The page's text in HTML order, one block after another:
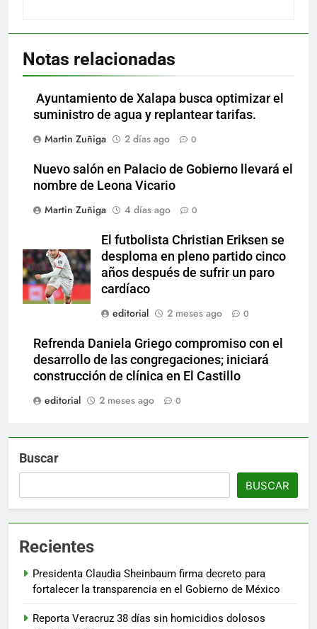
Notas relacionadas
Ayuntamiento de Xalapa busca optimizar el
suministro de agua y replantear tarifas.
Martin Zuñiga
2 días ago 0
Nuevo salón en Palacio de Gobierno llevará el
nombre de Leona Vicario
Martin Zuñiga
4 días ago 0
El futbolista Christian Eriksen se
desploma en pleno partido cinco
años después de sufrir un paro
cardíaco
editorial
2 meses ago 0
Refrenda Daniela Griego compromiso con el
desarrollo de las congregaciones; iniciará
construcción de clínica en El Castillo
editorial
2 meses ago 0
Buscar
BUSCAR
Recientes
Presidenta Claudia Sheinbaum firma decreto para
fortalecer la transparencia en el Gobierno de México
Reporta Veracruz 38 días sin homicidios dolosos